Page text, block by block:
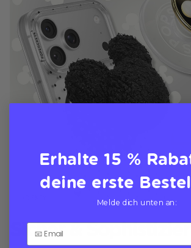
Sicher &
Erhalte 15 %
deine erste
Melde dich unten an: